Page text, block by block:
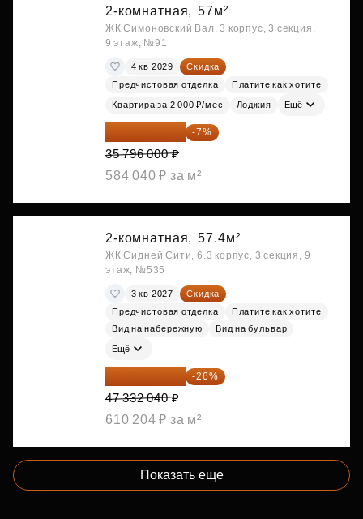
2-комнатная, 57м²
ЖК Симоновский Вал, 3 корпус, 3 секция,
9 этаж, №91
4 кв 2029
Скидка
Предчистовая отделка
Платите как хотите
Квартира за 2 000 ₽/мес Лоджия Ещё
33 290 280 ₽ -7%
35 796 000 ₽
584 040 ₽ за м²
2-комнатная, 57.4м²
ЖК Сидней Сити, 6.3 корпус, 3 секция, 9
этаж, №535
3 кв 2027
Скидка
Предчистовая отделка
Платите как хотите
Вид на набережную
Вид на бульвар
Ещё
35 025 710 ₽ -26%
47 332 040 ₽
610 204 ₽ за м²
Показать еще